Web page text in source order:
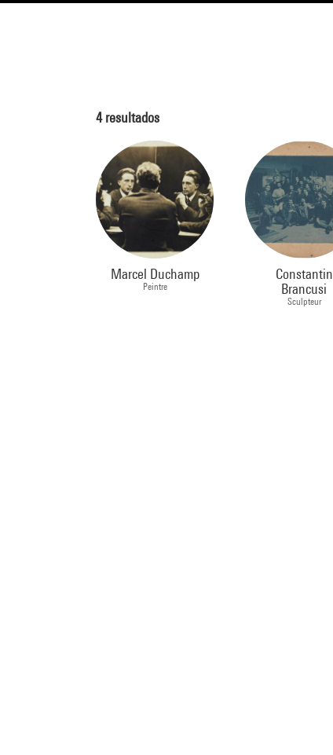
4resultados
Marcel Duchamp
Peintre
Constantin
Brancusi
Sculpteur